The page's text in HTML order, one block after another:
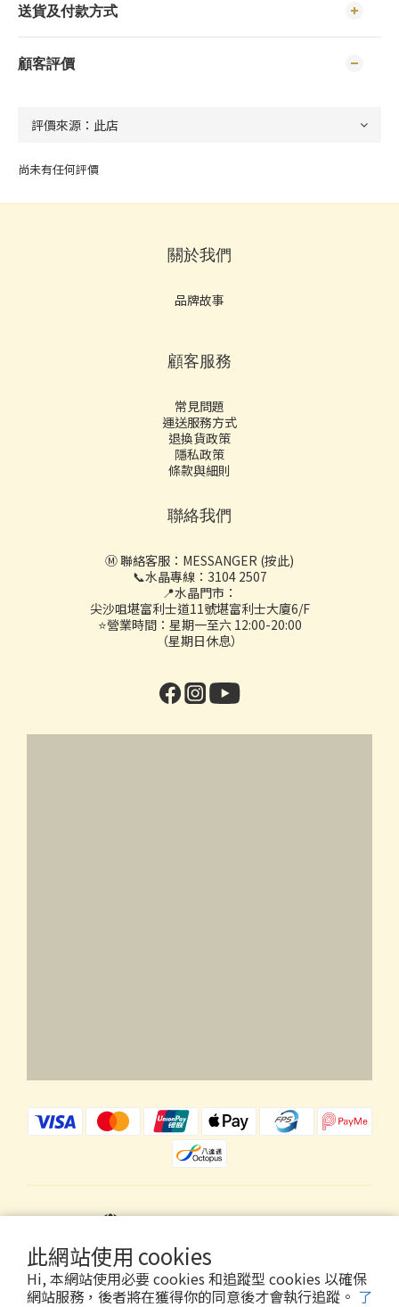
此網站使用 cookies
Hi, 本網站使用必要 cookies 和追蹤型 cookies 以確保
網站服務，後者將在獲得你的同意後才會執行追蹤。 了
送貨及付款方式
顧客評價
尚未有任何評價
關於我們
品牌故事
顧客服務
常見問題
運送服務方式
退換貨政策
隱私政策
條款與細則
聯絡我們
Ⓜ️ 聯絡客服： MESSANGER (按此)
📞水晶專線：3104 2507
📍水晶門市：
尖沙咀堪富利士道11號堪富利士大廈6/F
⭐營業時間：星期一至六 12:00-20:00
（星期日休息）
$HKD 繁體中文